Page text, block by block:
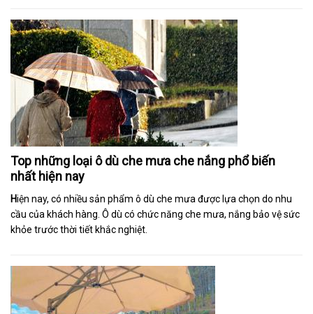
​​​​​​​Top những loại ô dù che mưa che nắng phổ biến
nhất hiện nay
Hiện nay, có nhiều sản phẩm ô dù che mưa được lựa chọn do nhu
cầu của khách hàng. Ô dù có chức năng che mưa, nắng bảo vệ sức
khỏe trước thời tiết khắc nghiệt.